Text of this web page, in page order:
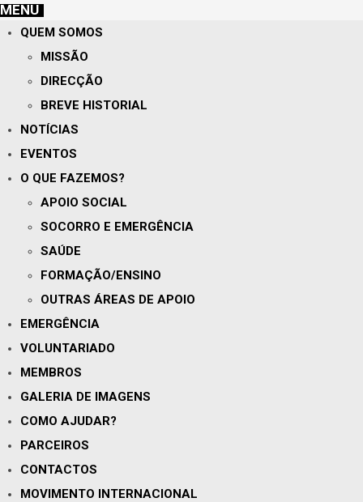
MENU
QUEM SOMOS
MISSÃO
DIRECÇÃO
BREVE HISTORIAL
NOTÍCIAS
EVENTOS
O QUE FAZEMOS?
APOIO SOCIAL
SOCORRO E EMERGÊNCIA
SAÚDE
FORMAÇÃO/ENSINO
OUTRAS ÁREAS DE APOIO
EMERGÊNCIA
VOLUNTARIADO
MEMBROS
GALERIA DE IMAGENS
COMO AJUDAR?
PARCEIROS
CONTACTOS
MOVIMENTO INTERNACIONAL